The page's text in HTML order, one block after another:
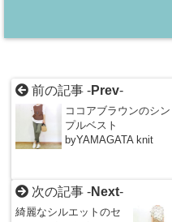
前の記事 -Prev-
ココアブラウンのシン
プルベスト
byYAMAGATA knit
次の記事 -Next-
綺麗なシルエットのセ